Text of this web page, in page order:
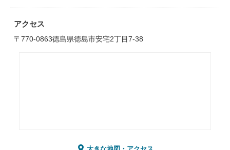
アクセス
〒770-0863徳島県徳島市安宅2丁目7-38